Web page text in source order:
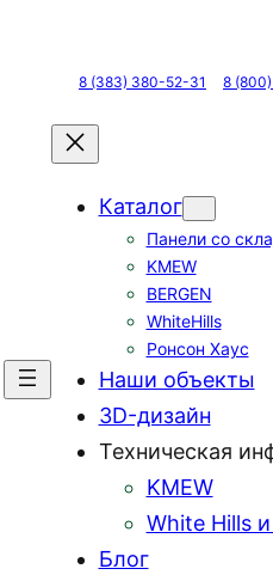
8 (383) 380-52-31 8
Каталог
Панели со
KMEW
BERGEN
WhiteHills
Ронсон Хаус
Наши объекты
3D-дизайн
Техническая
KMEW
White Hills
Блог